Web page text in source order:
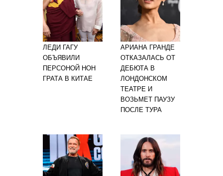
ЛЕДИ ГАГУ
ОБЪЯВИЛИ
ПЕРСОНОЙ НОН
ГРАТА В КИТАЕ
АРИАНА ГРАНДЕ
ОТКАЗАЛАСЬ ОТ
ДЕБЮТА В
ЛОНДОНСКОМ
ТЕАТРЕ И
ВОЗЬМЕТ ПАУЗУ
ПОСЛЕ ТУРА